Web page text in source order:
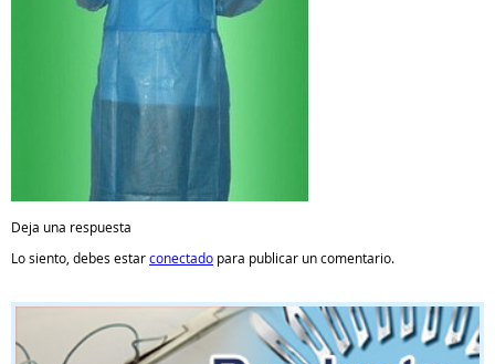
Deja una respuesta
Lo siento, debes estarconectado para publicar un comentario.